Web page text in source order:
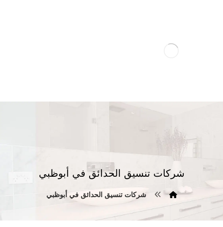
شركات تنسيق الحدائق في أبوظبي
شركات تنسيق الحدائق في أبوظبي